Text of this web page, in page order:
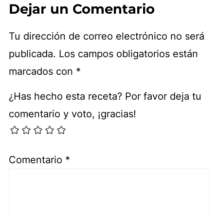
Dejar un Comentario
Tu dirección de correo electrónico no será
publicada. Los campos obligatorios están
marcados con *
¿Has hecho esta receta? Por favor deja tu
comentario y voto, ¡gracias!
Comentario *